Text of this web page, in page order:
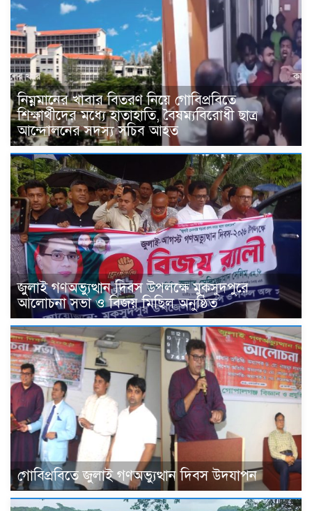
নিম্নমানের খাবার বিতরণ নিয়ে গোবিপ্রবিতে
শিক্ষার্থীদের মধ্যে হাতাহাতি, বৈষম্যবিরোধী ছাত্র
আন্দোলনের সদস্য সচিব আহত
জুলাই গণঅভ্যুত্থান দিবস উপলক্ষে মুকসুদপুরে
আলোচনা সভা ও বিজয় মিছিল অনুষ্ঠিত
গোবিপ্রবিতে জুলাই গণঅভ্যুত্থান দিবস উদযাপন